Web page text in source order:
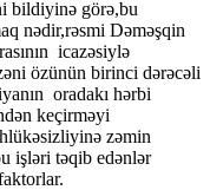
bildiyinə görə,bu
nədir,rəsmi Dəməşqin
icazəsiylə
özünün birinci dərəcəli
oradakı hərbi
keçirməyi
zəmin
işləri təqib edənlər